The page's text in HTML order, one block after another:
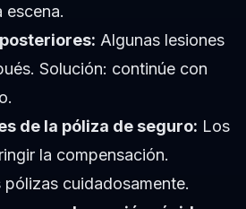
escena.
Algunas lesiones
Solución: continúe con
de la póliza de seguro: Los
la compensación.
cuidadosamente.